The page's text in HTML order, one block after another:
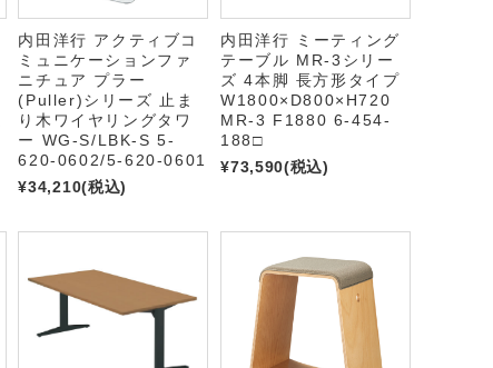
内田洋行 アクティブコ
ミュニケーションファ
ニチュア プラー
(Puller)シリーズ 止ま
り木ワイヤリングタワ
ー WG-S/LBK-S 5-
620-0602/5-620-0601
¥34,210(税込)
内田洋行 ミーティング
テーブル MR-3シリー
ズ 4本脚 長方形タイプ
W1800×D800×H720
MR-3 F1880 6-454-
188□
¥73,590(税込)